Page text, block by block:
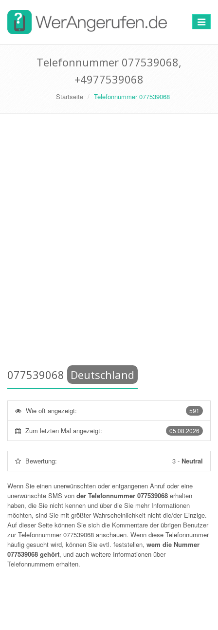
Toggle
Telefonnummer 077539068,
+4977539068
Startseite Telefonnummer 077539068
077539068 Deutschland
591
Wie oft angezeigt:
05.08.2026
Zum letzten Mal angezeigt:
Bewertung: 3 - Neutral
Wenn Sie einen unerwünschten oder entgangenen Anruf oder eine
unerwünschte SMS von der Telefonnummer 077539068 erhalten
haben, die Sie nicht kennen und über die Sie mehr Informationen
möchten, sind Sie mit größter Wahrscheinlichkeit nicht die/der Einzige.
Auf dieser Seite können Sie sich die Kommentare der übrigen Benutzer
zur Telefonnummer077539068 anschauen. Wenn diese Telefonnummer
häufig gesucht wird, können Sie evtl. feststellen, wem die Nummer
077539068 gehört, und auch weitere Informationen über
Telefonnummern erhalten.